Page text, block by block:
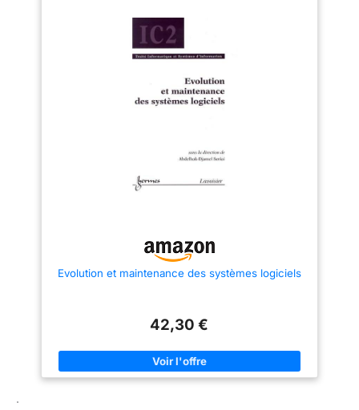
Evolution et maintenance des systèmes logiciels
42,30 €
.